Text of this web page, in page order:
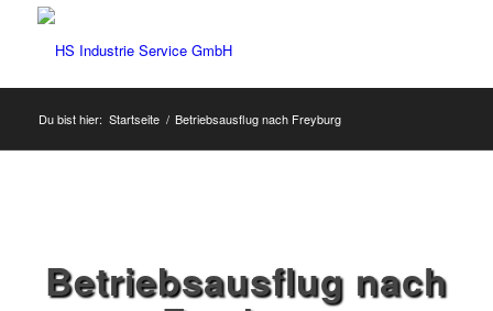
Du bist hier: Startseite / Betriebsausflug nach Freyburg
Betriebsausflug nach